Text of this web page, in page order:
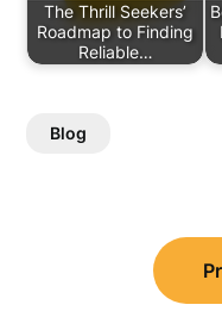
The Thrill Seekers’
Roadmap to Finding
Reliable…
Blog
navigation